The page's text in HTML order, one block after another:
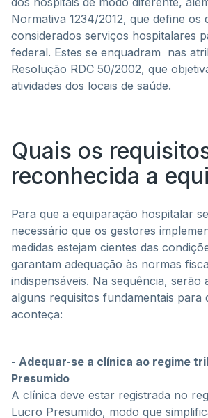
Normativa 1234/2012, que define os
considerados serviços hospitalares
federal. Estes se enquadram nas
Resolução RDC 50/2002, que
atividades dos locais de saúde.
Quais os
reconhecida a
Para que a equiparação hospitalar
necessário que os gestores
medidas estejam cientes das
garantam adequação às normas
indispensáveis. Na sequência, serão
alguns requisitos fundamentais para
aconteça:
- Adequar-se a clínica ao regime
Presumido
A clínica deve estar registrada no
Lucro Presumido, modo que